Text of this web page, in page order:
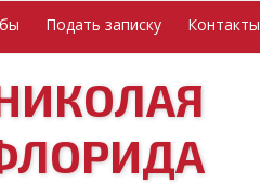
Подать записку Контакты